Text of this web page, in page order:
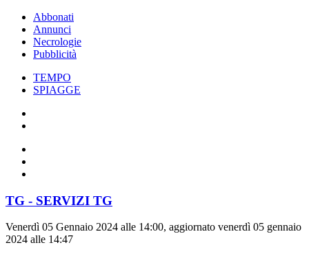
Abbonati
Annunci
Necrologie
Pubblicità
TEMPO
SPIAGGE
TG - SERVIZI TG
Venerdì 05 Gennaio 2024 alle 14:00, aggiornato venerdì 05 gennaio
2024 alle 14:47